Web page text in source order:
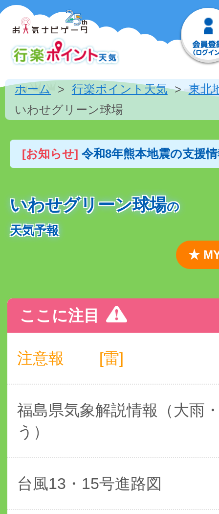
ホーム 行楽ポイント天気
東北
いわせグリーン球場
[お知らせ] 令和8年熊本地震の支援
いわせグリーン球場の
天気予報
★
ここに注目
注意報 [雷]
福島県気象解説情報（大雨
う）
台風13・15号進路図